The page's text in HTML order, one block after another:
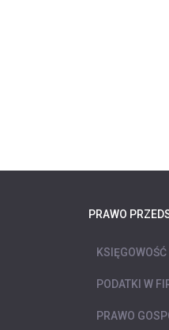
PRAWO
KSIĘGOWOŚĆ
PODATKI W
PRAWO